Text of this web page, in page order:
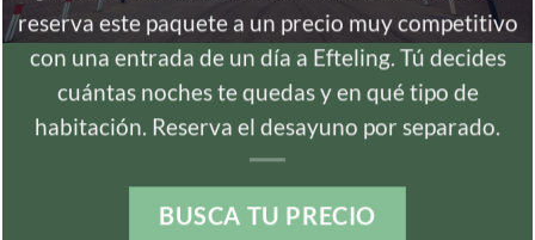
reserva este paquete a un precio muy competitivo
con una entrada de un día a Efteling. Tú decides
cuántas noches te quedas y en qué tipo de
habitación. Reserva el desayuno por separado.
BUSCA TU PRECIO